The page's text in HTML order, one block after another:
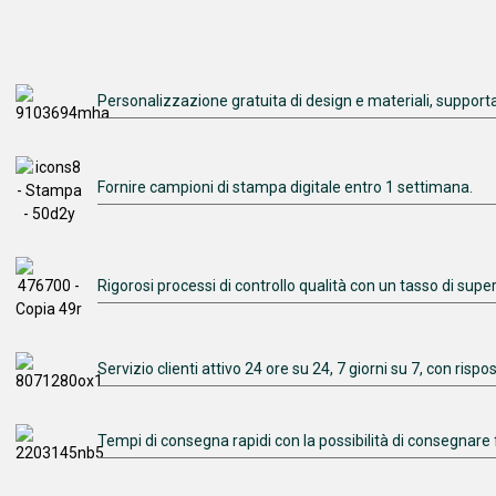
Personalizzazione gratuita di design e materiali,
Fornire campioni di stampa digitale entro 1 settimana.
Rigorosi processi di controllo qualità con un tasso di
Servizio clienti attivo 24 ore su 24, 7 giorni su 7, con
Tempi di consegna rapidi con la possibilità di